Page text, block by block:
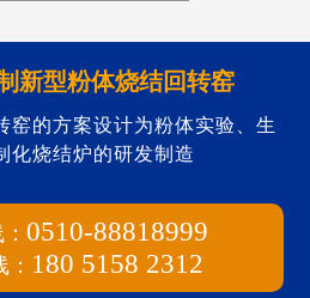
新型粉体烧结回转窑
窑的方案设计为粉体实验、生
化烧结炉的研发制造
0510-88818999
180 5158 2312